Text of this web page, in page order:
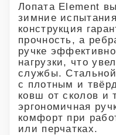
Лопата Element
зимние
конструкция
прочность, а
ручке
нагрузки, что
службы. Стальной
с плотным и
ковш от сколов и
эргономичная
комфорт при
или перчатках.